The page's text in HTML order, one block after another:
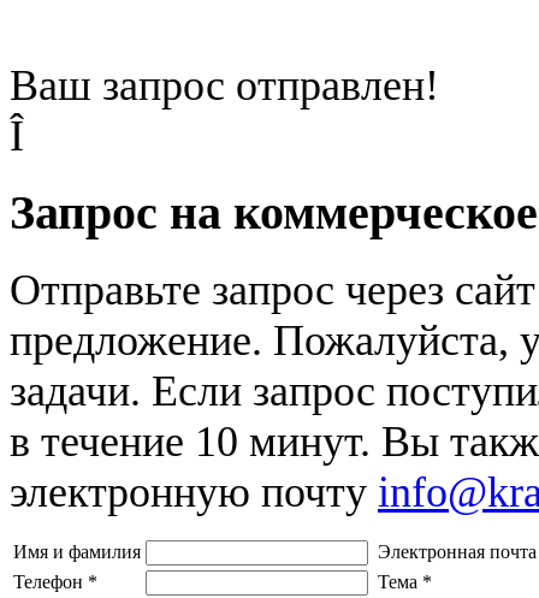
Ваш запрос отправлен!
Î
Запрос на
Отправьте запрос через
предложение. Пожалуйста,
задачи. Если запрос
в течение 10 минут. Вы
электронную почту
Имя и фамилия
Электронная почта
Телефон * Тема *